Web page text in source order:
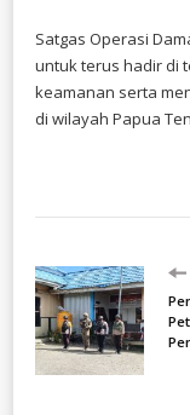
Satgas Operasi
untuk terus hadir di
keamanan serta
di wilayah Papua